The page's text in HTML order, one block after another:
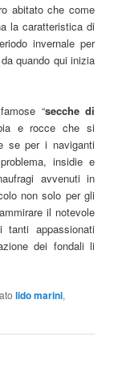
abitato che come
la caratteristica di
invernale per
quando qui inizia
“secche di
e rocce che si
se per i naviganti
insidie e
avvenuti in
non solo per gli
il notevole
appassionati
dei fondali li
lido marini,